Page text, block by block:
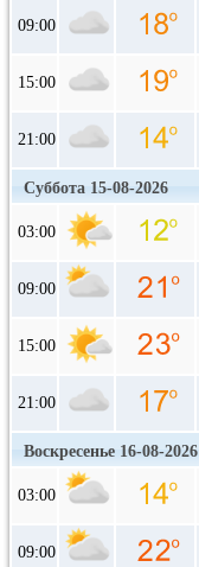
09:00
15:00
21:00
Суббота 15-08-2026
03:00
09:00
15:00
21:00
Воскресенье 16-08-2026
03:00
09:00